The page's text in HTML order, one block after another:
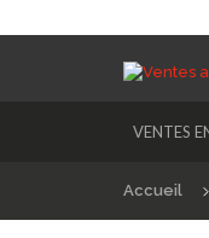
VENTES
Accueil